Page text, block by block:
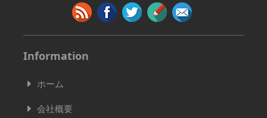
Information
ホーム
会社概要